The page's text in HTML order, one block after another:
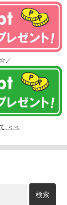
／
＜＜